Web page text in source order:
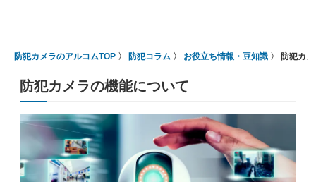
防犯カメラのアルコムTOP 防犯コラム お役立ち情報・豆知識 防犯カ
防犯カメラの機能について